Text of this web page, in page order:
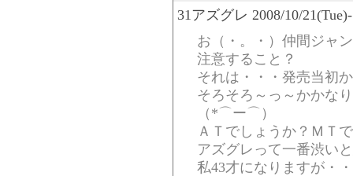
31アズグレ 2008/10/
お（・。・）仲間ジャ
注意すること？
それは・・・発売当初
そろそろ～っ～かかな
（*⌒ー⌒）
ＡＴでしょうか？ＭＴ
アズグレって一番渋い
私43才になりますが・